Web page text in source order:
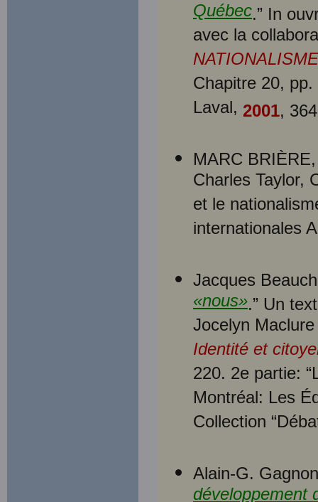
Québec.” In
avec la
Chapitre 20,
Laval, 2001,
MARC
Charles Taylor,
et le
internationales
Jacques
«nous».” Un
Jocelyn
Identité et
220. 2e partie:
Montréal: Les
Collection
Alain-G.
développement